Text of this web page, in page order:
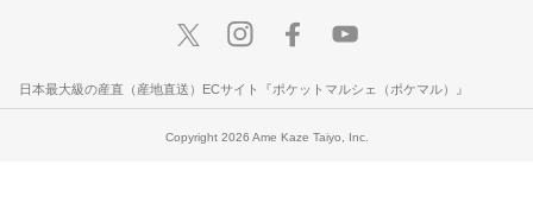
日本最大級の産直（産地直送）ECサイト『ポケットマルシェ（ポケマル）』
Copyright 2026 Ame Kaze Taiyo, Inc.